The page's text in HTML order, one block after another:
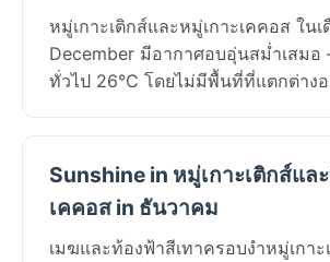
หมู่เกาะเติกส์และหมู่เกาะเคคอส ใน
December มีอากาศอบอุ่นสม่ำเสม
ทั่วไป 26°C โดยไม่มีพื้นที่ที่แตกต่าง
Sunshine in หมู่เกาะเติกส์แล
เคคอส in ธันวาคม
เมฆและท้องฟ้าสีเทาครอบงำหมู่เกา